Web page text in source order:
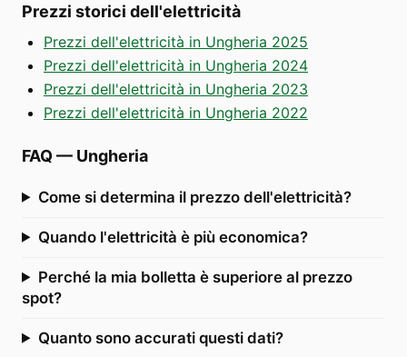
Prezzi storici dell'elettricità
Prezzi dell'elettricità in Ungheria 2025
Prezzi dell'elettricità in Ungheria 2024
Prezzi dell'elettricità in Ungheria 2023
Prezzi dell'elettricità in Ungheria 2022
FAQ — Ungheria
Come si determina il prezzo dell'elettricità?
Quando l'elettricità è più economica?
Perché la mia bolletta è superiore al prezzo
spot?
Quanto sono accurati questi dati?